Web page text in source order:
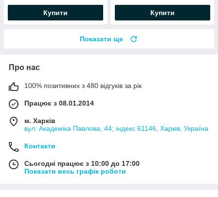
Купити Купити
Показати ще
Про нас
100% позитивних з 480 відгуків за рік
Працює з 08.01.2014
м. Харків
вул. Академіка Павлова, 44; індекс 61146, Харків, Україна
Контакти
Сьогодні працює з 10:00 до 17:00
Показати весь графік роботи